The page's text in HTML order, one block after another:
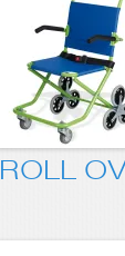
ROLL